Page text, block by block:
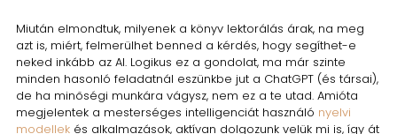
Miután elmondtuk, milyenek a könyv lektorálás árak, na meg
azt is, miért, felmerülhet benned a kérdés, hogy segíthet-e
neked inkább az AI. Logikus ez a gondolat, ma már szinte
minden hasonló feladatnál eszünkbe jut a ChatGPT (és társai),
de ha minőségi munkára vágysz, nem ez a te utad. Amióta
megjelentek a mesterséges intelligenciát használó nyelvi
modellek és alkalmazások, aktívan dolgozunk velük mi is, így át